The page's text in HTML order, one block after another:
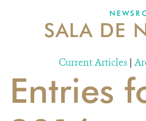
MECANISMO DE ATENCIÓN
SALA DE
Current Articles |
Entries